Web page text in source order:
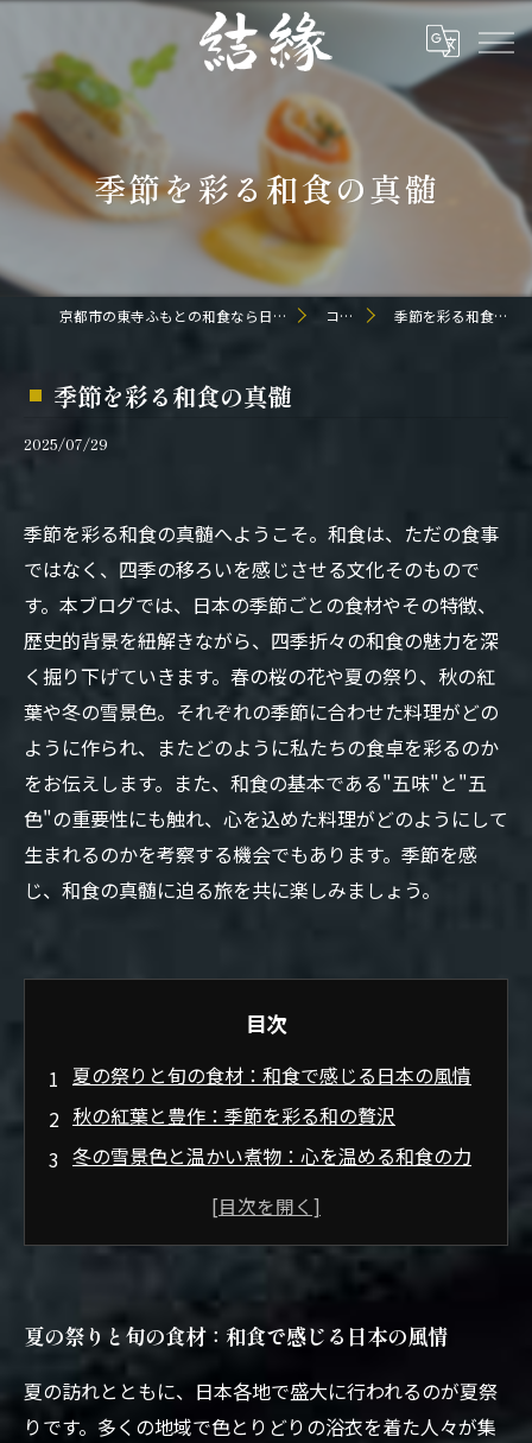
季節を彩る和食の真髄
京都市の東寺ふもとの和食なら日本料理 結縁 コラム 季節を彩る和食の真髄
季節を彩る和食の真髄
2025/07/29
季節を彩る和食の真髄へようこそ。和食は、ただの食事
ではなく、四季の移ろいを感じさせる文化そのもので
す。本ブログでは、日本の季節ごとの食材やその特徴、
歴史的背景を紐解きながら、四季折々の和食の魅力を深
く掘り下げていきます。春の桜の花や夏の祭り、秋の紅
葉や冬の雪景色。それぞれの季節に合わせた料理がどの
ように作られ、またどのように私たちの食卓を彩るのか
をお伝えします。また、和食の基本である"五味"と"五
色"の重要性にも触れ、心を込めた料理がどのようにして
生まれるのかを考察する機会でもあります。季節を感
じ、和食の真髄に迫る旅を共に楽しみましょう。
目次
夏の祭りと旬の食材：和食で感じる日本の風情
秋の紅葉と豊作：季節を彩る和の贅沢
冬の雪景色と温かい煮物：心を温める和食の力
四季折々の和食：五味と五色で彩る食卓
季節を味わう楽しみ：和食の真髄に迫る旅
夏の祭りと旬の食材：和食で感じる日本の風情
夏の訪れとともに、日本各地で盛大に行われるのが夏祭
りです。多くの地域で色とりどりの浴衣を着た人々が集